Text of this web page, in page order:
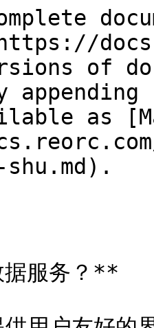
of
as
服务？**